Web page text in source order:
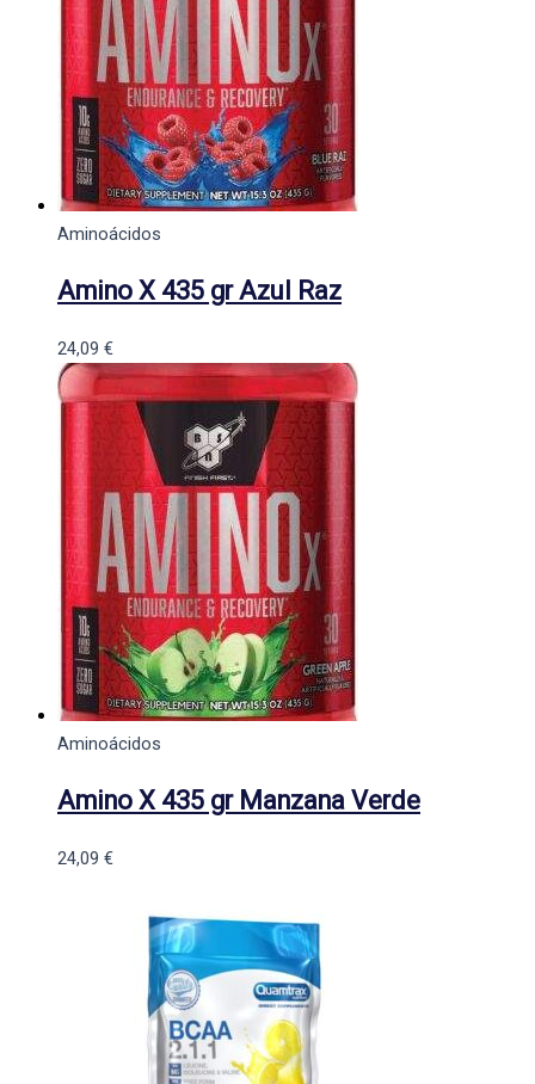
Aminoácidos
Amino X 435 gr Azul Raz
24,09 €
Aminoácidos
Amino X 435 gr Manzana Verde
24,09 €